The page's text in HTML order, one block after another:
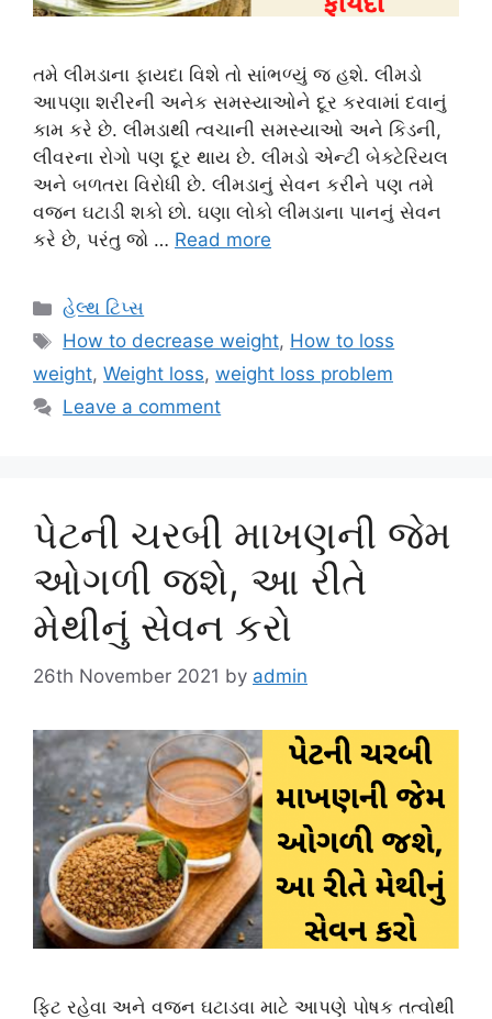
તમે લીમડાના ફાયદા વિશે તો સાંભળ્યું જ હશે. લીમડો
આપણા શરીરની અનેક સમસ્યાઓને દૂર કરવામાં દવાનું
કામ કરે છે. લીમડાથી ત્વચાની સમસ્યાઓ અને કિડની,
લીવરના રોગો પણ દૂર થાય છે. લીમડો એન્ટી બેક્ટેરિયલ
અને બળતરા વિરોધી છે. લીમડાનું સેવન કરીને પણ તમે
વજન ઘટાડી શકો છો. ઘણા લોકો લીમડાના પાનનું સેવન
કરે છે, પરંતુ જો … Read more
Categories
હેલ્થ ટિપ્સ
Tags
How to decrease weight, How to loss
weight, Weight loss, weight loss problem
Leave a comment
પેટની ચરબી માખણની જેમ
ઓગળી જશે, આ રીતે
મેથીનું સેવન કરો
26th November 2021 by admin
ફિટ રહેવા અને વજન ઘટાડવા માટે આપણે પોષક તત્વોથી